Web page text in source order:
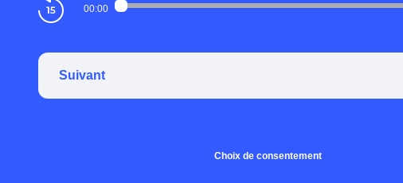
00:00
Suivant
Choix de consentement